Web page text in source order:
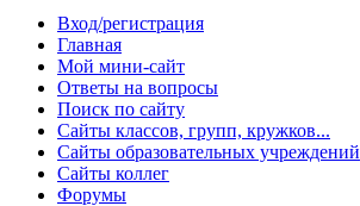
Вход/регистрация
Главная
Мой мини-сайт
Ответы на вопросы
Поиск по сайту
Сайты классов, групп, кружков...
Сайты образовательных учреждений
Сайты коллег
Форумы